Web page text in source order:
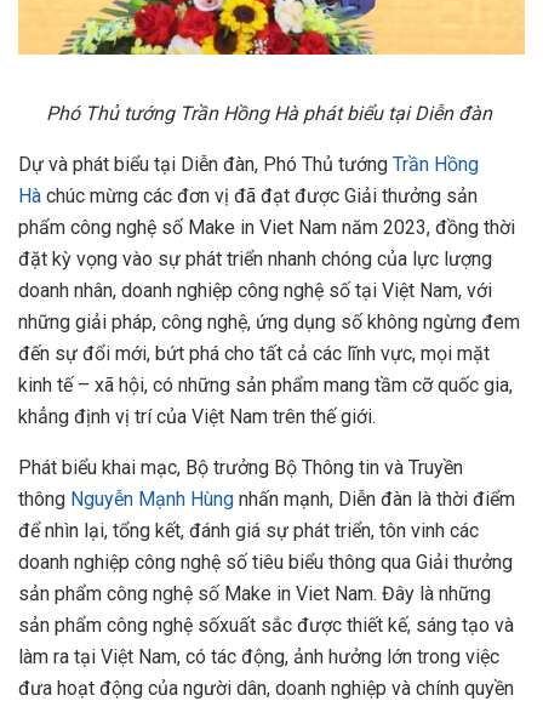
Phó Thủtướng Trần Hồng Hà phát biểu tại Diễn đàn
Dự và phát biểu tại Diễn đàn, Phó Thủ tướng Trần Hồng
Hà chúc mừng các đơn vị đã đạt được Giải thưởng sản
phẩm công nghệ số Make in Viet Nam năm 2023, đồng thời
đặt kỳ vọng vào sự phát triển nhanh chóng của lực lượng
doanh nhân, doanh nghiệp công nghệ số tại Việt Nam, với
những giải pháp, công nghệ, ứng dụng số không ngừng đem
đến sự đổi mới, bứt phá cho tất cả các lĩnh vực, mọi mặt
kinh tế – xã hội, có những sản phẩm mang tầm cỡ quốc gia,
khẳng định vị trí của Việt Nam trên thế giới.
Phát biểu khai mạc, Bộ trưởng Bộ Thông tin và Truyền
thông Nguyễn Mạnh Hùng nhấn mạnh, Diễn đàn là thời điểm
để nhìn lại, tổng kết, đánh giá sự phát triển, tôn vinh các
doanh nghiệp công nghệ số tiêu biểu thông qua Giải thưởng
sản phẩm công nghệ số Make in Viet Nam. Đây là những
sản phẩm công nghệ sốxuất sắc được thiết kế, sáng tạo và
làm ra tại Việt Nam, có tác động, ảnh hưởng lớn trong việc
đưa hoạt động của người dân, doanh nghiệp và chính quyền